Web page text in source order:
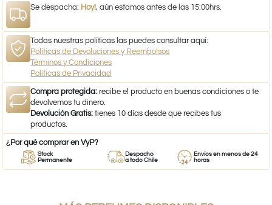
Se despacha: Hoy!, aún estamos antes de las 15:00hrs.
Todas nuestras políticas las puedes consultar aquí:
Políticas de Devoluciones y Reembolsos
Términos y Condiciones
Políticas de Privacidad
Compra protegida: recibe el producto en buenas condiciones o te
devolvemos tu dinero.
Devolución Gratis: tienes 10 días desde que recibes tus
productos.
¿Por qué comprar en VyP?
Stock
Permanente
Despacho
a todo Chile
Envíos en menos de 24
horas